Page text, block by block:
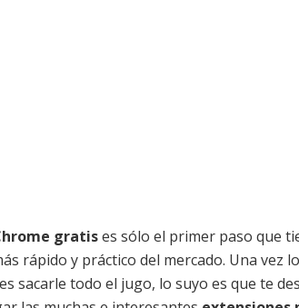
gratises sólo el primer paso que
rápido y práctico del mercado. Una vez
sacarle todo el jugo, lo suyo es que te